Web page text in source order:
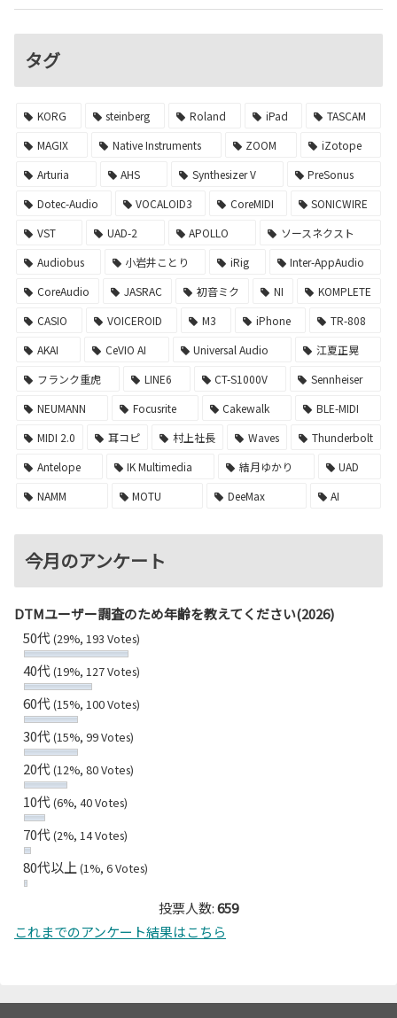
タグ
KORG steinberg Roland iPad
TASCAM
MAGIX
Native Instruments ZOOM
iZotope
Arturia
AHS Synthesizer V
PreSonus
Dotec-Audio
VOCALOID3 CoreMIDI
SONICWIRE
VST
UAD-2 APOLLO
ソースネクスト
Audiobus
小岩井ことり iRig
Inter-AppAudio
CoreAudio
JASRAC 初音ミク NI
KOMPLETE
CASIO
VOICEROID M3 iPhone
TR-808
AKAI
CeVIO AI Universal Audio
江夏正晃
フランク重虎
LINE6 CT-S1000V
Sennheiser
NEUMANN
Focusrite Cakewalk
BLE-MIDI
MIDI 2.0
耳コピ 村上社長 Waves
Thunderbolt
Antelope
IK Multimedia 結月ゆかり
UAD
NAMM
MOTU DeeMax AI
今月のアンケート
DTMユーザー調査のため年齢を教えてください(2026)
50代(29%, 193 Votes)
40代(19%, 127 Votes)
60代(15%, 100 Votes)
30代(15%, 99 Votes)
20代(12%, 80 Votes)
10代(6%, 40 Votes)
70代(2%, 14 Votes)
80代以上 (1%, 6 Votes)
投票人数:659
これまでのアンケート結果はこちら